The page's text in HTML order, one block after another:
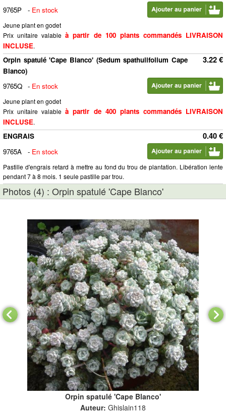
9765P
- En stock
Jeune plant en godet
Prix unitaire valableà partir de 100 plants commandés LIVRAISON
INCLUSE.
3.22 €
Orpin spatulé 'Cape Blanco' (Sedum spathulifolium Cape
Blanco)
9765Q - En stock
Jeune plant en godet
Prix unitaire valableà partir de 400 plants commandés LIVRAISON
INCLUSE.
0.40 €
ENGRAIS
9765A
- En stock
Pastille d'engrais retard à mettre au fond du trou de plantation. Libération lente
pendant 7 à 8 mois. 1 seule pastille par trou.
Photos (4) : Orpin spatulé 'Cape Blanco'
Orpin spatulé 'Cape Blanco'
Auteur: Ghislain118